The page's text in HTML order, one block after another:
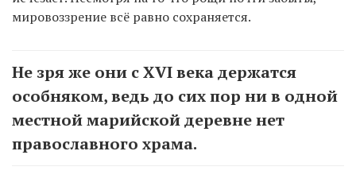
мировоззрение всё равно сохраняется.
Не зря же они с XVI века держатся
особняком, ведь до сих пор ни в одной
местной марийской деревне нет
православного храма.